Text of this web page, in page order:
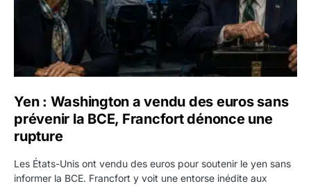
Yen : Washington a vendu des euros sans
prévenir la BCE, Francfort dénonce une
rupture
Les États-Unis ont vendu des euros pour soutenir le yen sans
informer la BCE. Francfort y voit une entorse inédite aux